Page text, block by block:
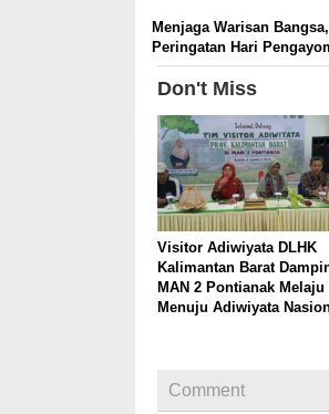
Menjaga Warisan
Peringatan Hari
Don't Miss
Visitor Adiwiyata DLHK
Kalimantan Barat
MAN 2 Pontianak Melaju
Menuju Adiwiyata
Comment